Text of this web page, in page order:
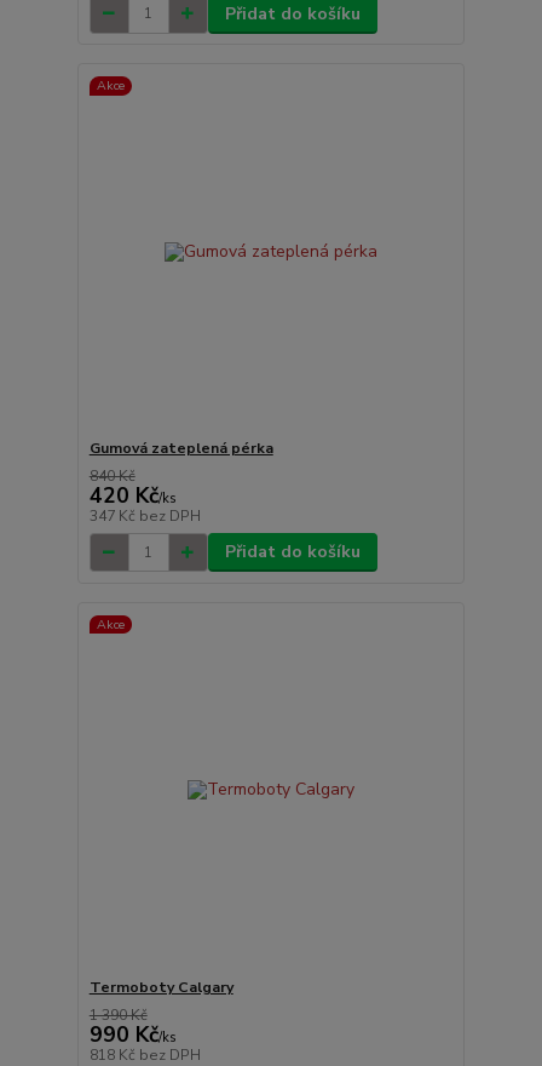
Přidat do košíku
Akce
Gumová zateplená pérka
840 Kč
420 Kč/ks
347 Kč bez DPH
Přidat do košíku
Akce
Termoboty Calgary
1 390 Kč
990 Kč/ks
818 Kč bez DPH